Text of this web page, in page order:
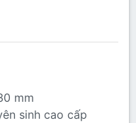
mm
sinh cao cấp